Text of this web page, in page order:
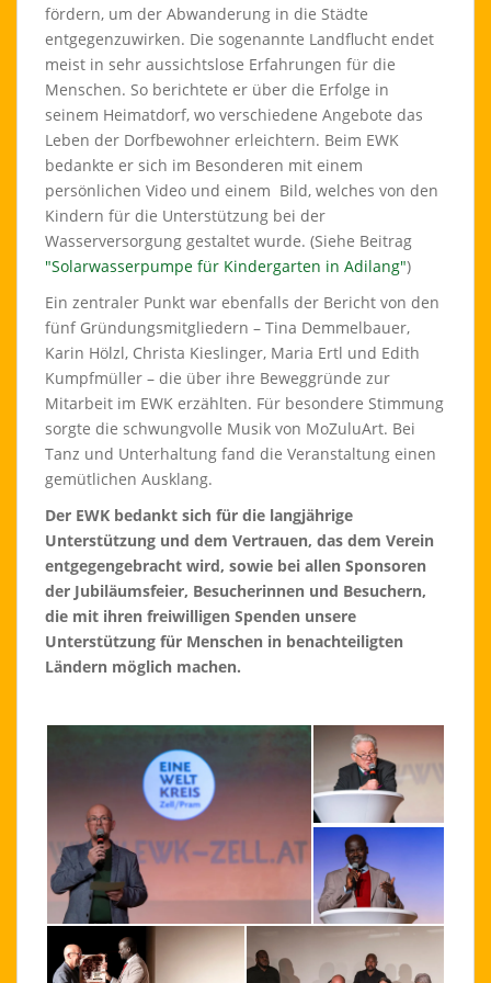
fördern, um der Abwanderung in die Städte
entgegenzuwirken. Die sogenannte Landflucht endet
meist in sehr aussichtslose Erfahrungen für die
Menschen. So berichtete er über die Erfolge in
seinem Heimatdorf, wo verschiedene Angebote das
Leben der Dorfbewohner erleichtern. Beim EWK
bedankte er sich im Besonderen mit einem
persönlichen Video und einem Bild, welches von den
Kindern für die Unterstützung bei der
Wasserversorgung gestaltet wurde. (Siehe Beitrag
"Solarwasserpumpe für Kindergarten in Adilang")
Ein zentraler Punkt war ebenfalls der Bericht von den
fünf Gründungsmitgliedern – Tina Demmelbauer,
Karin Hölzl, Christa Kieslinger, Maria Ertl und Edith
Kumpfmüller – die über ihre Beweggründe zur
Mitarbeit im EWK erzählten. Für besondere Stimmung
sorgte die schwungvolle Musik von MoZuluArt. Bei
Tanz und Unterhaltung fand die Veranstaltung einen
gemütlichen Ausklang.
Der EWK bedankt sich für die langjährige
Unterstützung und dem Vertrauen, das dem Verein
entgegengebracht wird, sowie bei allen Sponsoren
der Jubiläumsfeier, Besucherinnen und Besuchern,
die mit ihren freiwilligen Spenden unsere
Unterstützung für Menschen in benachteiligten
Ländern möglich machen.